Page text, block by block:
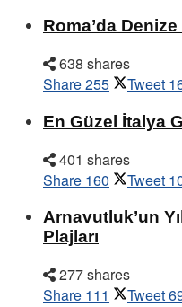
Roma’da
638 shares
Share255 Tweet
En Güzel İtalya
401 shares
Share 160 Tweet
Arnavutluk’un
Plajları
277 shares
Share 111 Tweet